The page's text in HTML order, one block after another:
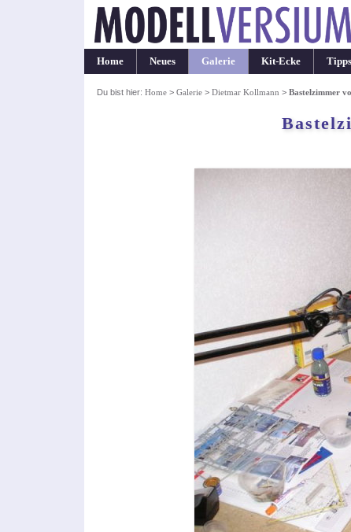
Home Neues Galerie Kit-Ecke
Du bist hier: Home> Galerie> Dietmar Kollmann > Bastelzimmer